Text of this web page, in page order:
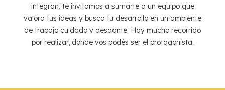
integran, te invitamos a sumarte a un equipo que
valora tus ideas y busca tu desarrollo en un ambiente
de trabajo cuidado y desaante. Hay mucho recorrido
por realizar, donde vos podés ser el protagonista.